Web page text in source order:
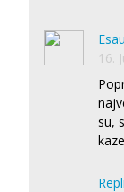
16.
su,